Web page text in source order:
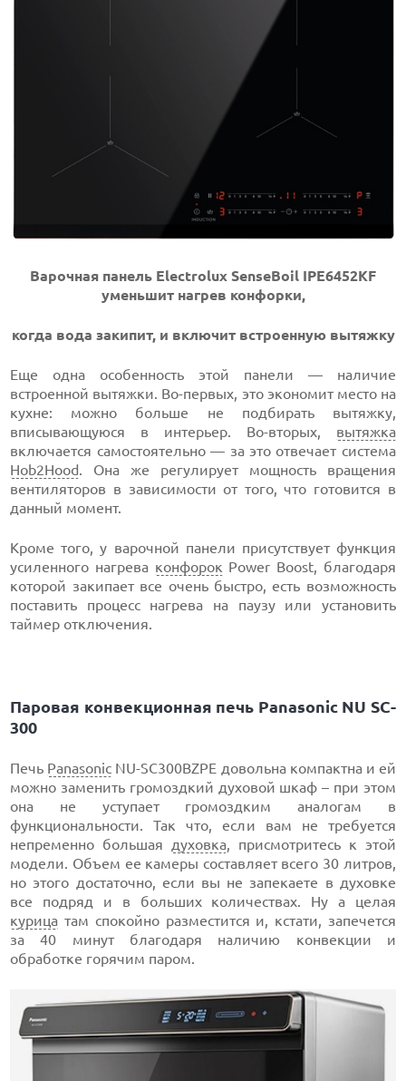
Варочная панель Electrolux SenseBoil IPE6452KF
уменьшит нагрев конфорки,
когда вода закипит, и включит встроенную вытяжку
Еще одна особенность этой панели — наличие
встроенной вытяжки. Во-первых, это экономит место на
кухне: можно больше не подбирать вытяжку,
вписывающуюся в интерьер. Во-вторых, вытяжка
включается самостоятельно — за это отвечает система
Hob2Hood. Она же регулирует мощность вращения
вентиляторов в зависимости от того, что готовится в
данный момент.
Кроме того, у варочной панели присутствует функция
усиленного нагрева конфорок Power Boost, благодаря
которой закипает все очень быстро, есть возможность
поставить процесс нагрева на паузу или установить
таймер отключения.
Паровая конвекционная печь Panasonic NU SC-
300
Печь Panasonic NU-SC300BZPE довольна компактна и ей
можно заменить громоздкий духовой шкаф – при этом
она не уступает громоздким аналогам в
функциональности. Так что, если вам не требуется
непременно большая духовка, присмотритесь к этой
модели. Объем ее камеры составляет всего 30 литров,
но этого достаточно, если вы не запекаете в духовке
все подряд и в больших количествах. Ну а целая
курица там спокойно разместится и, кстати, запечется
за 40 минут благодаря наличию конвекции и
обработке горячим паром.